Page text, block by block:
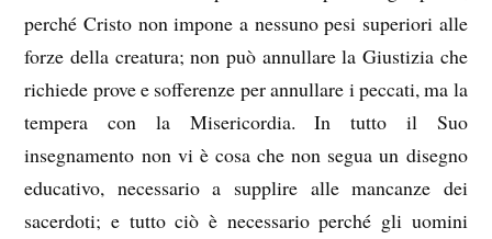
perché Cristo non impone a nessuno pesi superiori alle
forze della creatura; non può annullare la Giustizia che
richiede prove e sofferenze per annullare i peccati, ma la
tempera con la Misericordia. In tutto il Suo
insegnamento non vi è cosa che non segua un disegno
educativo, necessario a supplire alle mancanze dei
sacerdoti; e tutto ciò è necessario perché gli uomini